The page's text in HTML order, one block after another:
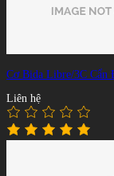
Cơ Bida Libre/3C Cẩn
Liên hệ